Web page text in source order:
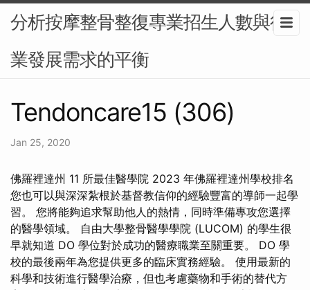
分析按摩整骨整復專業招生人數與行
業發展需求的平衡
Tendoncare15 (306)
Jan 25, 2020
佛羅裡達州 11 所最佳醫學院 2023 年佛羅裡達州學校排名
您也可以與深深紮根於基督教信仰的經驗豐富的導師一起學
習。 您將能夠追求幫助他人的熱情，同時準備專攻您選擇
的醫學領域。 自由大學整骨醫學學院 (LUCOM) 的學生很
早就知道 DO 學位對於成功的醫療職業至關重要。 DO 學
校的最後兩年為您提供更多的臨床實務經驗。 使用最新的
科學和技術進行醫學治療，但也考慮藥物和手術的替代方